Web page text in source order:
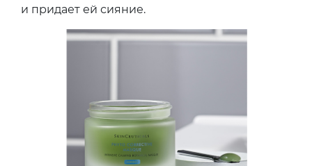
и придает ей сияние.